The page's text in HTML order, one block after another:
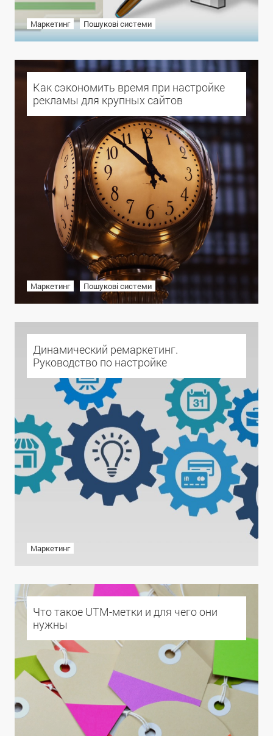
Маркетинг Пошукові системи
Как сэкономить время при настройке
рекламы для крупных сайтов
Маркетинг Пошукові системи
Динамический ремаркетинг.
Руководство по настройке
Маркетинг
Что такое UTM-метки и для чего они
нужны